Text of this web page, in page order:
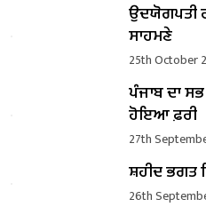
ਉਦਯੋਗਪਤੀ
ਸਾਹਮਣੇ
25th October
ਪੰਜਾਬ ਦਾ
ਹੋਇਆ ਫ਼ਰੀ
27th
ਸ਼ਹੀਦ ਭਗਤ
26th